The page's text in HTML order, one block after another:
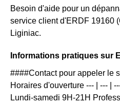
Besoin d'aide pour un
service client d'ERDF 19160
Liginiac.
Informations pratiques sur
####Contact pour appeler le
Horaires d'ouverture --- | --- |
Lundi-samedi 9H-21H